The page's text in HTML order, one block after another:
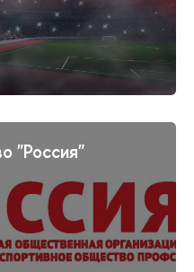
"Россия"